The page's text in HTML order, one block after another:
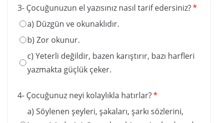
3- Çocuğunuzun el yazısınız nasıl tarif edersiniz?*
a) Düzgün ve okunaklıdır.
b) Zor okunur.
c) Yeterli değildir, bazen karıştırır, bazı harfleri
yazmakta güçlük çeker.
4- Çocuğunuz neyi kolaylıkla hatırlar?*
a) Söylenen şeyleri, şakaları, şarkı sözlerini,